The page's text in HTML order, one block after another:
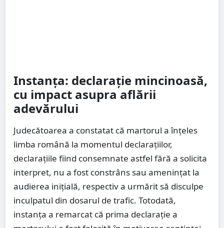
Instanța: declarație mincinoasă,
cu impact asupra aflării
adevărului
Judecătoarea a constatat că martorul a înțeles
limba română la momentul declarațiilor,
declarațiile fiind consemnate astfel fără a solicita
interpret, nu a fost constrâns sau amenințat la
audierea inițială, respectiv a urmărit să disculpe
inculpatul din dosarul de trafic. Totodată,
instanța a remarcat că prima declarație a